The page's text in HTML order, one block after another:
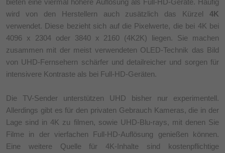
bieten eine viermal höhere Auflösung als Full-HD-Geräte. Häufig
wird von den Herstellern auch zusätzlich das Kürzel 4K
verwendet. Diese bezieht sich auf die Pixelwerte, die bei 4K bei
4096 x 2304 oder 3840 x 2160 (4K2K) liegen. Sie machen
zusammen mit der meist verwendeten OLED-Technik das Bild
von UHD-Fernsehern schärfer und detailreicher und sorgen für
intensivere Kontraste als bei Full-HD-Geräten.
Die TV-Sender unterstützen UHD bisher nur experimentell.
Allerdings gibt es für den privaten Gebrauch Kameras, die in der
Lage sind in 4K zu filmen, sowie UHD-Blu-rays, mit denen Sie
Filme in der vierfachen Full-HD-Auflösung genießen können.
Eine weitere Quelle für 4K-Inhalte sind kostenpflichtige